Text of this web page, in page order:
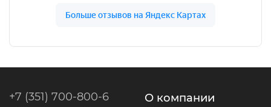
+7 (351) 700-800-6 О компании